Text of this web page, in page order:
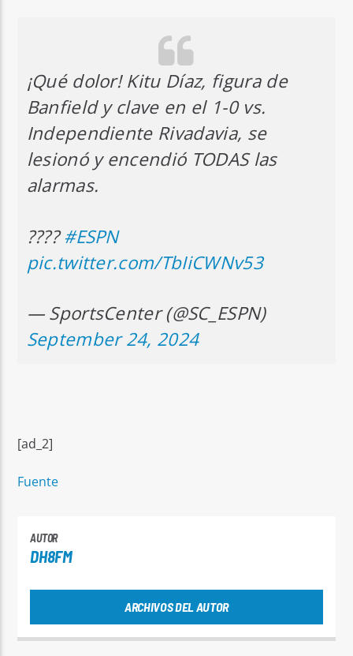
¡Qué dolor! Kitu Díaz, figura de
Banfield y clave en el 1-0 vs.
Independiente Rivadavia, se
lesionó y encendió TODAS las
alarmas.
????#ESPN
pic.twitter.com/TbIiCWNv53
— SportsCenter (@SC_ESPN)
September 24, 2024
[ad_2]
Fuente
AUTOR
DH8FM
ARCHIVOS DEL AUTOR